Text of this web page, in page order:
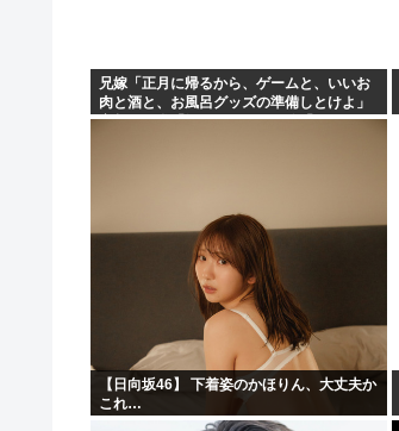
兄嫁「正月に帰るから、ゲームと、いいお
肉と酒と、お風呂グッズの準備しとけよ」
寝起きの私「知るかボケ」兄嫁「キィィィ
【日向坂46】 下着姿のかほりん、大丈夫か
これ…